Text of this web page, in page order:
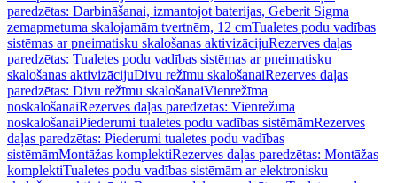
paredzētas: Darbināšanai, izmantojot baterijas, Geberit Sigma
zemapmetuma skalojamām tvertnēm, 12 cmTualetes podu vadības
sistēmas ar pneimatisku skalošanas aktivizācijuRezerves daļas
paredzētas: Tualetes podu vadības sistēmas ar pneimatisku
skalošanas aktivizācijuDivu režīmu skalošanaiRezerves daļas
paredzētas: Divu režīmu skalošanaiVienrežīma
noskalošanaiRezerves daļas paredzētas: Vienrežīma
noskalošanaiPiederumi tualetes podu vadības sistēmāmRezerves
daļas paredzētas: Piederumi tualetes podu vadības
sistēmāmMontāžas komplektiRezerves daļas paredzētas: Montāžas
komplektiTualetes podu vadības sistēmām ar elektronisku